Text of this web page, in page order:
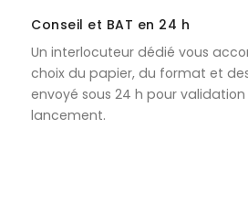
Conseil et BAT en 24 h
Un interlocuteur dédié vous
choix du papier, du format et
envoyé sous 24 h pour
lancement.